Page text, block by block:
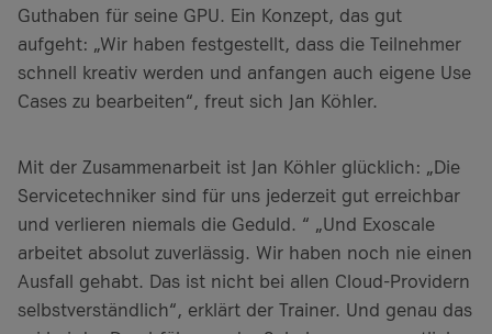
Guthaben für seine GPU. Ein Konzept, das gut
aufgeht: „Wir haben festgestellt, dass die Teilnehmer
schnell kreativ werden und anfangen auch eigene Use
Cases zu bearbeiten“, freut sich Jan Köhler.
Mit der Zusammenarbeit ist Jan Köhler glücklich: „Die
Servicetechniker sind für uns jederzeit gut erreichbar
und verlieren niemals die Geduld. “ „Und Exoscale
arbeitet absolut zuverlässig. Wir haben noch nie einen
Ausfall gehabt. Das ist nicht bei allen Cloud-Providern
selbstverständlich“, erklärt der Trainer. Und genau das